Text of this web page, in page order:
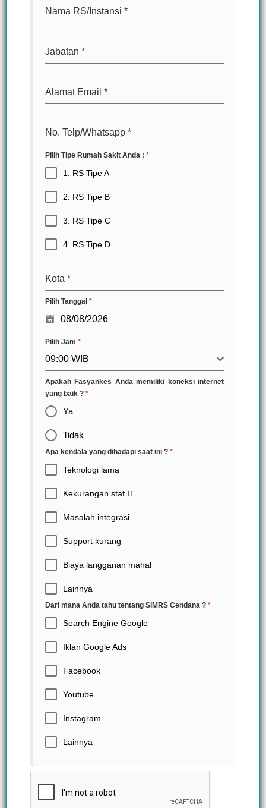
Nama RS/Instansi *
Jabatan *
Alamat Email *
No. Telp/Whatsapp *
Pilih Tipe Rumah Sakit Anda : *
1. RS Tipe A
2. RS Tipe B
3. RS Tipe C
4. RS Tipe D
Kota *
Pilih Tanggal *
Pilih Jam *
09:00 WIB
Apakah Fasyankes Anda memiliki koneksi internet
yang baik ? *
Ya
Tidak
Apa kendala yang dihadapi saat ini ? *
Teknologi lama
Kekurangan staf IT
Masalah integrasi
Support kurang
Biaya langganan mahal
Lainnya
Dari mana Anda tahu tentang SIMRS Cendana ? *
Search Engine Google
Iklan Google Ads
Facebook
Youtube
Instagram
Lainnya